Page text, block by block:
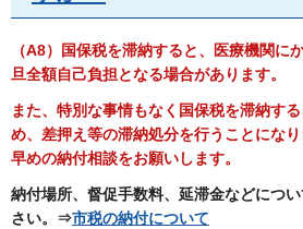
（A8）国保税を滞納すると、医療機関に
旦全額自己負担となる場合があります。
また、特別な事情もなく国保税を滞納す
め、差押え等の滞納処分を行うことにな
早めの納付相談をお願いします。
納付場所、督促手数料、延滞金などにつ
さい。⇒市税の納付について